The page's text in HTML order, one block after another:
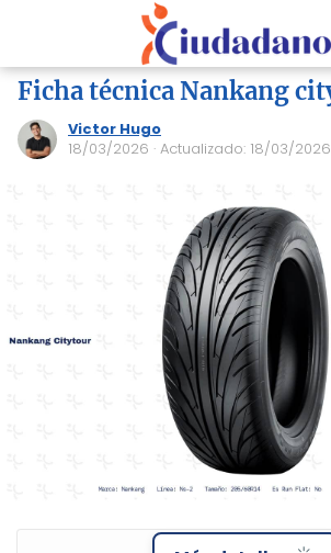
Ficha técnica Nankang
Victor Hugo
18/03/2026 · Actualizado: 18/03/2026